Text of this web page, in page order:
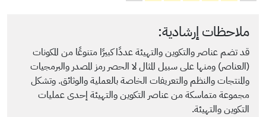
ملاحظات إرشادية:
قد تضم عناصر والتكوين والتهيئة عددًا كبيرًا متنوعًا من المكونات
(العناصر) ومنها على سبيل المثال لا الحصر رمز المصدر والبرمجيات
والمنتجات والنظم والتعريفات الخاصة بالعملية والوثائق. وتشكل
مجموعة متماسكة من عناصر التكوين والتهيئة إحدى عمليات
التكوين والتهيئة.